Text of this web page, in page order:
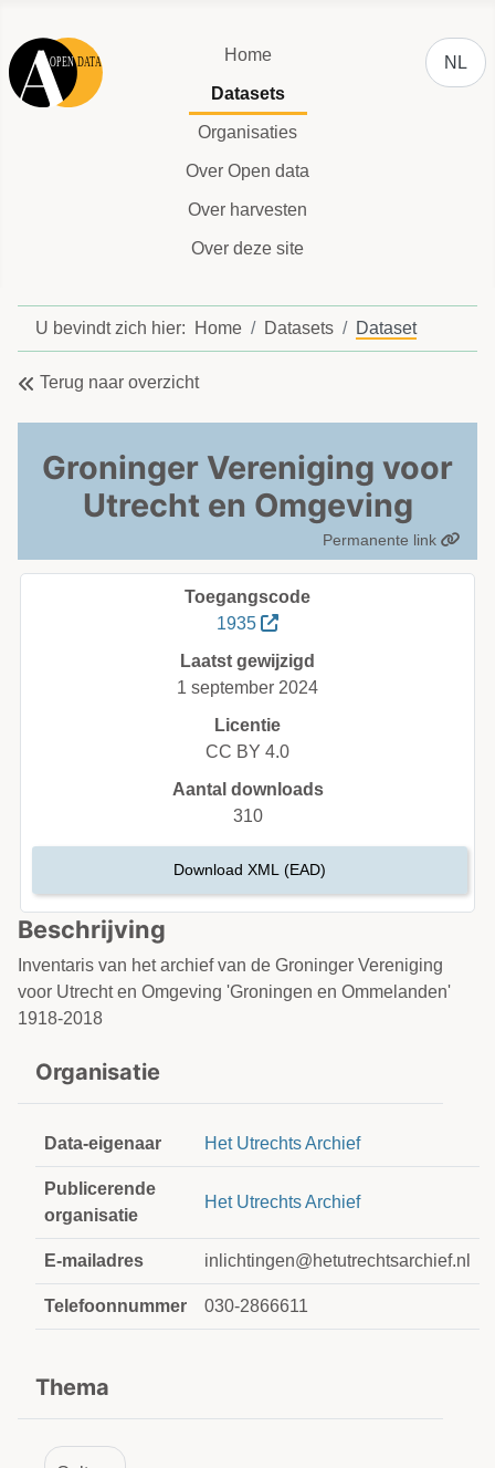
Home
Datasets
Organisaties
Over Open data
Over harvesten
Over deze site
NL
U bevindt zich hier: Home Datasets Dataset
Terug naar overzicht
Groninger Vereniging voor
Utrecht en Omgeving
Permanente link
Beschrijving
Inventaris van het archief van de Groninger Vereniging
voor Utrecht en Omgeving 'Groningen en Ommelanden'
1918-2018
Organisatie
Data-eigenaar Het Utrechts Archief
Publicerende
organisatie
Het Utrechts Archief
E-mailadres inlichtingen@hetutrechtsarchief.nl
Telefoonnummer 030-2866611
Thema
Toegangscode
1935
Laatst gewijzigd
1 september 2024
Licentie
CC BY 4.0
Aantal downloads
310
Download XML (EAD)